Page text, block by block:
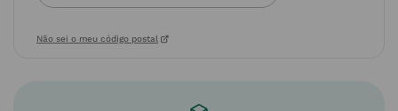
Não sei o meu código postal